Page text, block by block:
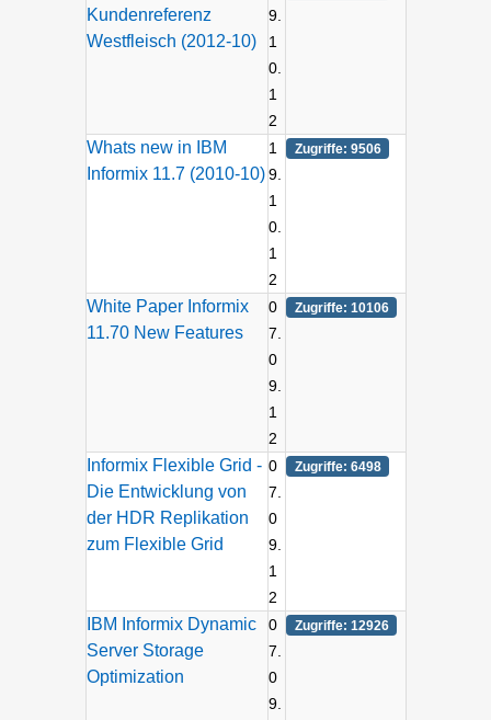
Kundenreferenz
Westfleisch (2012-10)
9.
1
0.
1
2
Whats new in IBM
Informix 11.7 (2010-10)
1
9.
1
0.
1
2
Zugriffe: 9506
White Paper Informix
11.70 New Features
0
7.
0
9.
1
2
Zugriffe: 10106
Informix Flexible Grid -
Die Entwicklung von
der HDR Replikation
zum Flexible Grid
0
7.
0
9.
1
2
Zugriffe: 6498
IBM Informix Dynamic
Server Storage
Optimization
0
7.
0
9.
Zugriffe: 12926